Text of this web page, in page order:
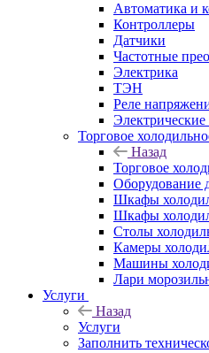
Автоматика и
Контроллеры
Датчики
Частотные
Электрика
ТЭН
Реле
Торговое
Назад
Торговое
Оборудование
Шкафы
Шкафы
Столы
Камеры
Машины
Лари
Услуги
Назад
Услуги
Заполнить